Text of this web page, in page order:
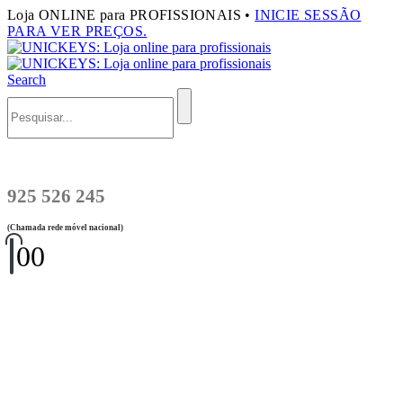
Loja ONLINE para PROFISSIONAIS •INICIE SESSÃO
PARA VER PREÇOS.
Search
925 526 245
(Chamada rede móvel nacional)
00